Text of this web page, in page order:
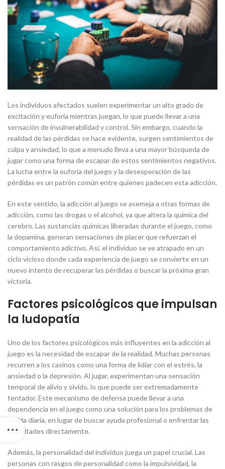
Los individuos afectados suelen experimentar un alto grado de
excitación y euforia mientras juegan, lo que puede llevar a una
sensación de invulnerabilidad y control. Sin embargo, cuando la
realidad de las pérdidas se hace evidente, surgen sentimientos de
culpa y ansiedad, lo que a menudo lleva a una mayor búsqueda de
jugar como una forma de escapar de estos sentimientos negativos.
La lucha entre la euforia del juego y la desesperación de las
pérdidas es un patrón común entre quienes padecen esta adicción.
En este sentido, la adicción al juego se asemeja a otras formas de
adicción, como las drogas o el alcohol, ya que altera la química del
cerebro. Las sustancias químicas liberadas durante el juego, como
la dopamina, generan sensaciones de placer que refuerzan el
comportamiento adictivo. Así, el individuo se ve atrapado en un
ciclo vicioso donde cada experiencia de juego se convierte en un
nuevo intento de recuperar las pérdidas o buscar la próxima gran
victoria.
Factores psicológicos que impulsan
la ludopatía
Uno de los factores psicológicos más influyentes en la adicción al
juego es la necesidad de escapar de la realidad. Muchas personas
recurren a los casinos como una forma de lidiar con el estrés, la
ansiedad o la depresión. Al jugar, experimentan una sensación
temporal de alivio y olvido, lo que puede ser extremadamente
tentador. Este mecanismo de defensa puede llevar a una
dependencia en el juego como una solución para los problemas de
la vida diaria, en lugar de buscar ayuda profesional o enfrentar las
dificultades directamente.
Además, la personalidad del individuo juega un papel crucial. Las
personas con rasgos de personalidad como la impulsividad, la